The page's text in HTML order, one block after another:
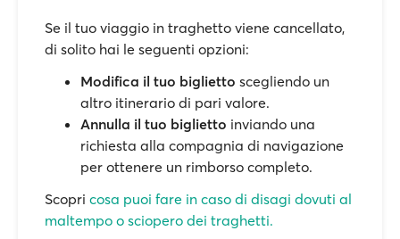
Se il tuo viaggio in traghetto viene cancellato,
di solito hai le seguenti opzioni:
Modifica il tuo biglietto scegliendo un
altro itinerario di pari valore.
Annulla il tuo biglietto inviando una
richiesta alla compagnia di navigazione
per ottenere un rimborso completo.
Scopri cosa puoi fare in caso di disagi dovuti al
maltempo o sciopero dei traghetti.